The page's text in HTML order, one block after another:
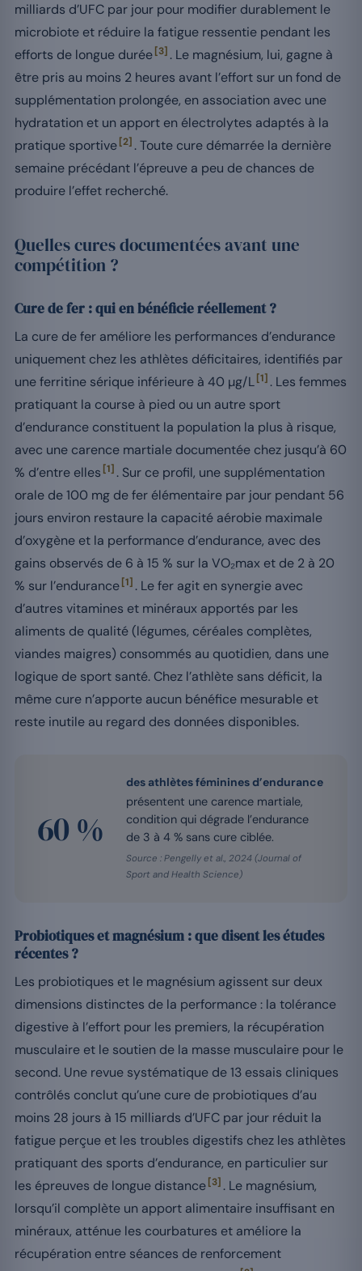
milliards d’UFC par jour pour modifier durablement le
microbiote et réduire la fatigue ressentie pendant les
efforts de longue durée[3] . Le magnésium, lui, gagne à
être pris au moins 2 heures avant l’effort sur un fond de
supplémentation prolongée, en association avec une
hydratation et un apport en électrolytes adaptés à la
pratique sportive[2] . Toute cure démarrée la dernière
semaine précédant l’épreuve a peu de chances de
produire l’effet recherché.
Quelles cures documentées avant une
compétition ?
Cure de fer : qui en bénéficie réellement ?
La cure de fer améliore les performances d’endurance
uniquement chez les athlètes déficitaires, identifiés par
une ferritine sérique inférieure à 40 µg/L[1] . Les femmes
pratiquant la course à pied ou un autre sport
d’endurance constituent la population la plus à risque,
avec une carence martiale documentée chez jusqu’à 60
% d’entre elles [1] . Sur ce profil, une supplémentation
orale de 100 mg de fer élémentaire par jour pendant 56
jours environ restaure la capacité aérobie maximale
d’oxygène et la performance d’endurance, avec des
gains observés de 6 à 15 % sur la VO₂max et de 2 à 20
% sur l’endurance[1] . Le fer agit en synergie avec
d’autres vitamines et minéraux apportés par les
aliments de qualité (légumes, céréales complètes,
viandes maigres) consommés au quotidien, dans une
logique de sport santé. Chez l’athlète sans déficit, la
même cure n’apporte aucun bénéfice mesurable et
reste inutile au regard des données disponibles.
60 %
des athlètes féminines d’endurance
présentent une carence martiale,
condition qui dégrade l’endurance
de 3 à 4 % sans cure ciblée.
Source : Pengelly et al., 2024 (Journal of
Sport and Health Science)
Probiotiques et magnésium : que disent les études
récentes ?
Les probiotiques et le magnésium agissent sur deux
dimensions distinctes de la performance : la tolérance
digestive à l’effort pour les premiers, la récupération
musculaire et le soutien de la masse musculaire pour le
second. Une revue systématique de 13 essais cliniques
contrôlés conclut qu’une cure de probiotiques d’au
moins 28 jours à 15 milliards d’UFC par jour réduit la
fatigue perçue et les troubles digestifs chez les athlètes
pratiquant des sports d’endurance, en particulier sur
les épreuves de longue distance[3] . Le magnésium,
lorsqu’il complète un apport alimentaire insuffisant en
minéraux, atténue les courbatures et améliore la
récupération entre séances de renforcement